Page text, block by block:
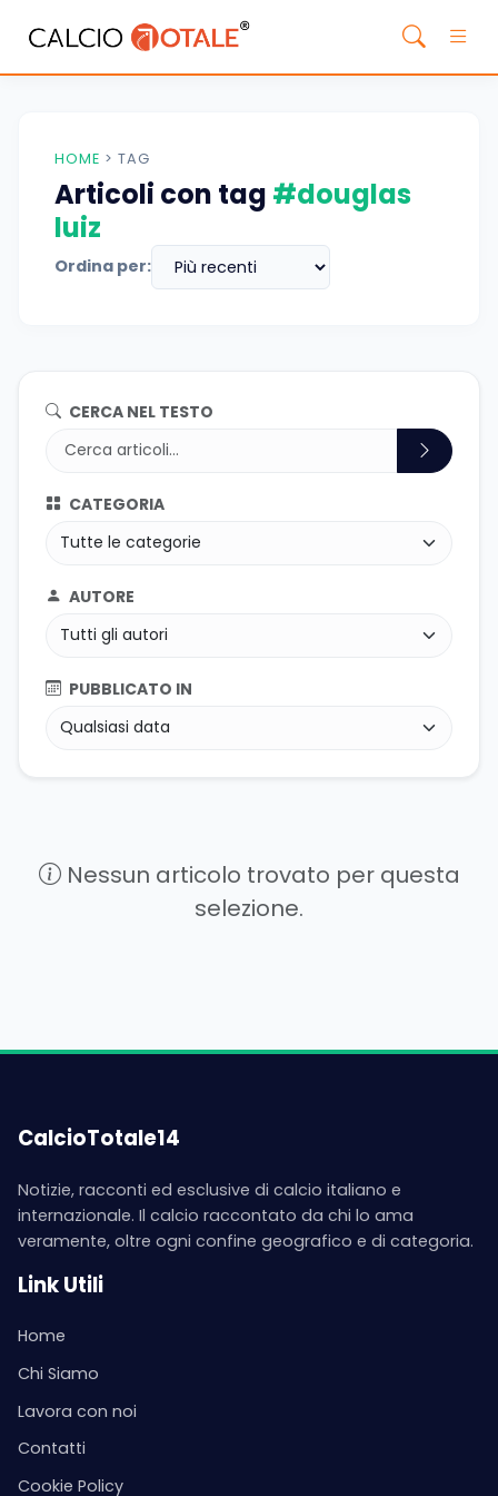
HOME > TAG
Articoli con tag #douglas
luiz
Ordina per:
CERCA NEL TESTO
CATEGORIA
AUTORE
PUBBLICATO IN
Nessun articolo trovato per questa
selezione.
CalcioTotale14
Notizie, racconti ed esclusive di calcio italiano e
internazionale. Il calcio raccontato da chi lo ama
veramente, oltre ogni confine geografico e di categoria.
Link Utili
Home
Chi Siamo
Lavora con noi
Contatti
Cookie Policy